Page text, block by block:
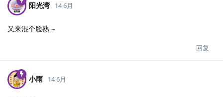
阳光湾 14 6月
又来混个脸熟～
回复
小雨 14 6月